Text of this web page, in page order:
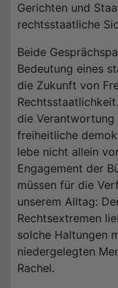
Gerichten und
rechtsstaatliche
Beide
Bedeutung eines
die Zukunft von
die
freiheitliche
lebe nicht allein
Engagement der
müssen für die
unserem Alltag:
Rechtsextremen
solche Haltungen
niedergelegten
Rachel.